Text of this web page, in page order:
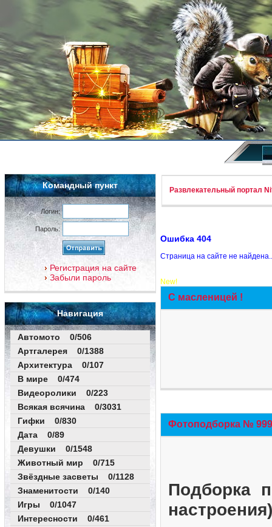
Командный пункт
Логин:
Пароль:
Регистрация на сайте
Забыли пароль
Навигация
Автомото 0/506
Артгалерея 0/1388
Архитектура 0/107
В мире 0/474
Видеоролики 0/223
Всякая всячина 0/3031
Гифки 0/830
Дата 0/89
Девушки 0/1548
Животный мир 0/715
Звёздные засветы 0/1128
Знаменитости 0/140
Игры 0/1047
Интересности 0/461
Развлекательный портал
Ошибка 404
Страница на сайте не
New!
С масленицей !
Фотоподборка №
Подборка